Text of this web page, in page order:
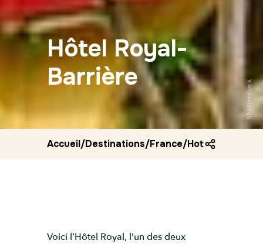
Hôtel Royal-
Barrière
Shutterstock
Accueil/Destinations/France/Hotel royal
Voici l’Hôtel Royal, l’un des deux